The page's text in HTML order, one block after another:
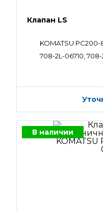
Клапан LS
KOMATSU PC200-
708-2L-06710,
В наличии